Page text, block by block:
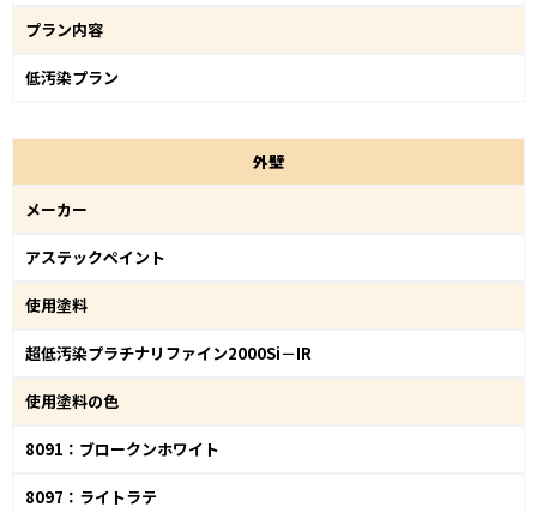
プラン内容
低汚染プラン
外壁
メーカー
アステックペイント
使用塗料
超低汚染プラチナリファイン2000Si－IR
使用塗料の色
8091：ブロークンホワイト
8097：ライトラテ